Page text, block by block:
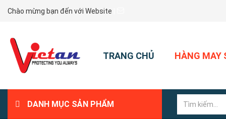
Chào mừng bạn đến với Website
TRANG CHỦ HÀNG MAY
Áo Ghile Bảo Hộ May Sẳn Đồng Phục
Quần Áo -Đồng Phục Thủy Sản Quần Áo -
DANH MỤC SẢN PHẨM